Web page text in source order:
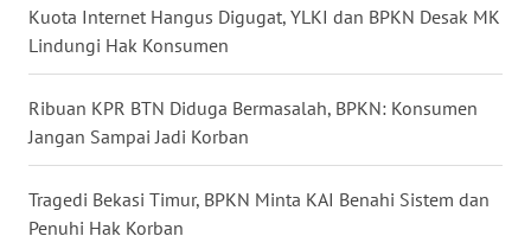
Kuota Internet Hangus Digugat, YLKI dan BPKN Desak MK
Lindungi Hak Konsumen
Ribuan KPR BTN Diduga Bermasalah, BPKN: Konsumen
Jangan Sampai Jadi Korban
Tragedi Bekasi Timur, BPKN Minta KAI Benahi Sistem dan
Penuhi Hak Korban
WN
BALI
KALTENG